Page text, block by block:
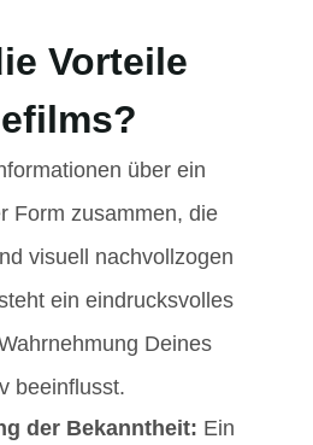
Vorteile
über ein
Form zusammen, die
visuell nachvollzogen
ein eindrucksvolles
Deines
beeinflusst.
der Bekanntheit: Ein